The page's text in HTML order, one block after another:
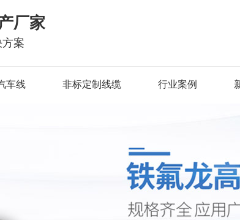
厂家
案
车线 非标定制线缆 行业案例